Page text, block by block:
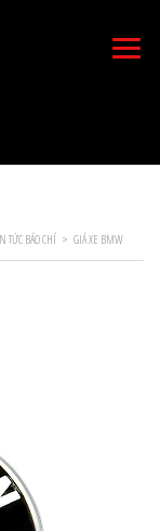
TỨC BÁO CHÍ > GIÁ XE BMW